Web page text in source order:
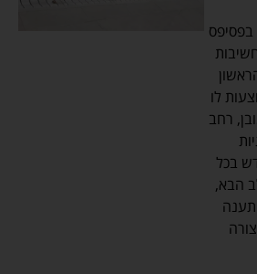
בפסיפס
לו
רחב
בכל
הבא,